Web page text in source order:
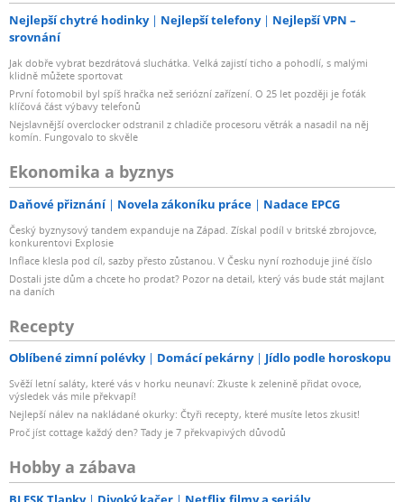
Nejlepší chytré hodinky Nejlepší telefony
Nejlepší VPN –
srovnání
Jak dobře vybrat bezdrátová sluchátka. Velká zajistí ticho a pohodlí, s malými
klidně můžete sportovat
První fotomobil byl spíš hračka než seriózní zařízení. O 25 let později je foťák
klíčová část výbavy telefonů
Nejslavnější overclocker odstranil z chladiče procesoru větrák a nasadil na něj
komín. Fungovalo to skvěle
Ekonomika a byznys
Daňové přiznání Novela zákoníku práce Nadace EPCG
Český byznysový tandem expanduje na Západ. Získal podíl v britské zbrojovce,
konkurentovi Explosie
Inflace klesla pod cíl, sazby přesto zůstanou. V Česku nyní rozhoduje jiné číslo
Dostali jste dům a chcete ho prodat? Pozor na detail, který vás bude stát majlant
na daních
Recepty
Oblíbené zimní polévky Domácí pekárny Jídlo podle horoskopu
Svěží letní saláty, které vás v horku neunaví: Zkuste k zelenině přidat ovoce,
výsledek vás mile překvapí!
Nejlepší nálev na nakládané okurky: Čtyři recepty, které musíte letos zkusit!
Proč jíst cottage každý den? Tady je 7 překvapivých důvodů
Hobby a zábava